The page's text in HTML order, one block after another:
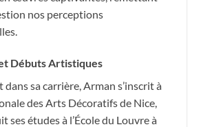
nos perceptions
Débuts Artistiques
dans sa carrière, Arman s’inscrit à
des Arts Décoratifs de Nice,
ses études à l’École du Louvre à